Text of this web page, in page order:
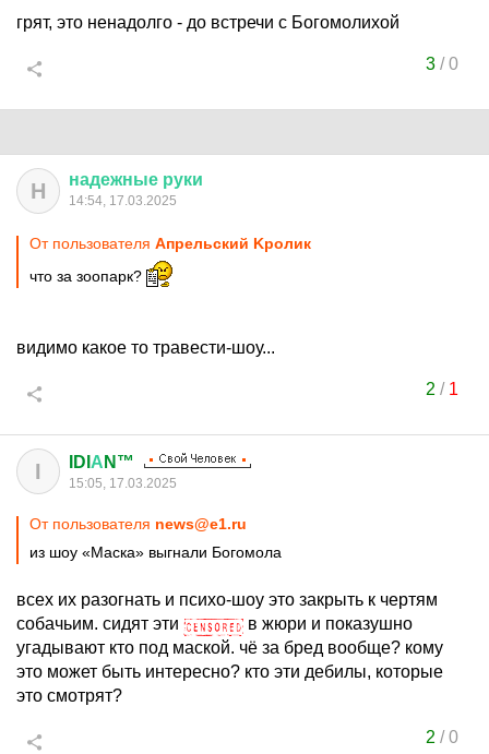
грят, это ненадолго - до встречи с Богомолихой
3/0
Н надежные руки
14:54, 17.03.2025
От пользователя Aпрельский Kролик
что за зоопарк?
видимо какое то травести-шоу...
2 / 1
I IDI А N™
15:05, 17.03.2025
От пользователя news@e1.ru
из шоу «Маска» выгнали Богомола
всех их разогнать и психо-шоу это закрыть к чертям
собачьим. сидят эти
в жюри и показушно
угадывают кто под маской. чё за бред вообще? кому
это может быть интересно? кто эти дебилы, которые
это смотрят?
2 /0